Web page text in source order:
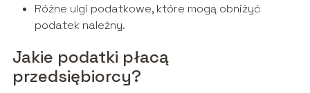
Różne ulgi podatkowe, które mogą obniżyć
podatek należny.
Jakie podatki płacą
przedsiębiorcy?